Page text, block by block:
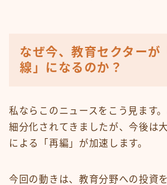
なぜ今、教育セクターが
線」になるのか？
私ならこのニュースをこう見ます
細分化されてきましたが、今後は
による「再編」が加速します。
今回の動きは、教育分野への投資